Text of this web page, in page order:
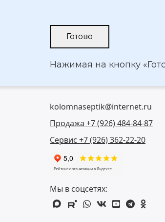
Нажимая на кнопку
kolomnaseptik@internet.ru
Продажа +7 (926) 484-84-87
Сервис +7 (926) 362-22-20
Мы в соцсетях:
max rutubewhatsapp
vk youtube
telegram